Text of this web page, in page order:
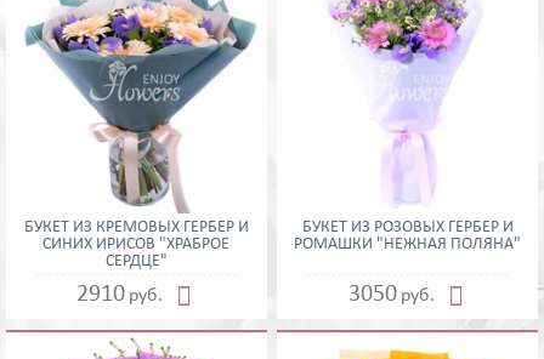
БУКЕТ ИЗ КРЕМОВЫХ ГЕРБЕР И
СИНИХ ИРИСОВ "ХРАБРОЕ
СЕРДЦЕ"
2910 руб. 
БУКЕТ ИЗ РОЗОВЫХ ГЕРБЕР И
РОМАШКИ "НЕЖНАЯ ПОЛЯНА"
3050 руб. 